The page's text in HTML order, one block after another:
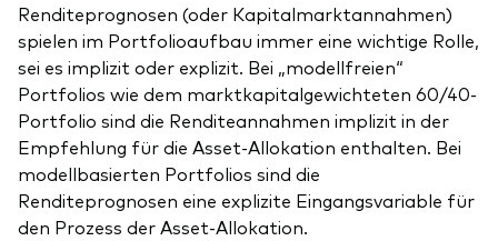
Renditeprognosen (oder Kapitalmarktannahmen)
spielen im Portfolioaufbau immer eine wichtige Rolle,
sei es implizit oder explizit. Bei „modellfreien“
Portfolios wie dem marktkapitalgewichteten 60/40-
Portfolio sind die Renditeannahmen implizit in der
Empfehlung für die Asset-Allokation enthalten. Bei
modellbasierten Portfolios sind die
Renditeprognosen eine explizite Eingangsvariable für
den Prozess der Asset-Allokation.